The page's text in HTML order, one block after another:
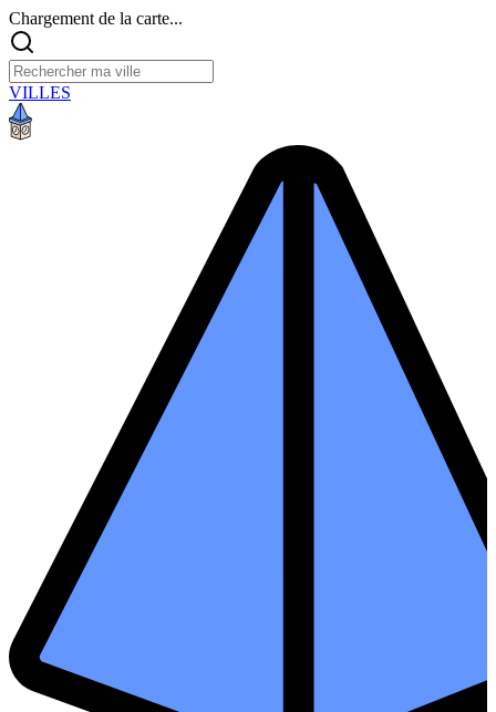
Chargement de la carte...
VILLES